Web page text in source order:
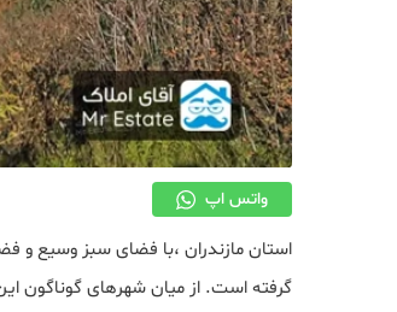
واتس اپ
استان مازندران ،با فضای سبز وسیع و
گرفته است. از میان شهرهای گوناگون